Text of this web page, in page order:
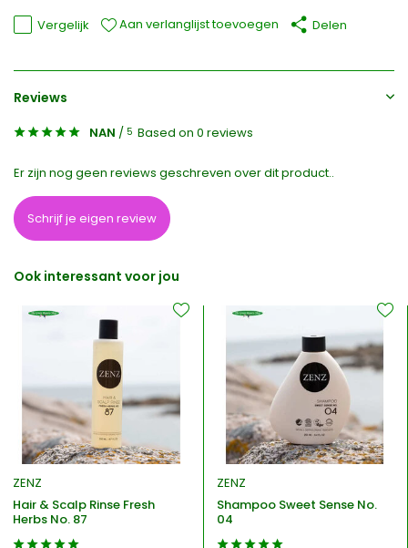
Vergelijk Aan verlanglijst toevoegen Delen
Reviews
NAN / 5 Based on 0 reviews
Er zijn nog geen reviews geschreven over dit product..
Schrijf je eigen review
Ook interessant voor jou
ZENZ
Hair & Scalp Rinse Fresh
Herbs No. 87
ZENZ
Shampoo Sweet Sense No.
04